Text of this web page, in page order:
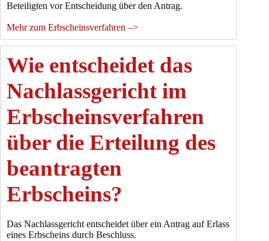
Beteiligten vor Entscheidung über den Antrag.
Mehr zum Erbscheinsverfahren –>
Wie entscheidet das
Nachlassgericht im
Erbscheinsverfahren
über die Erteilung des
beantragten
Erbscheins?
Das Nachlassgericht entscheidet über ein Antrag auf Erlass
eines Erbscheins durch Beschluss.